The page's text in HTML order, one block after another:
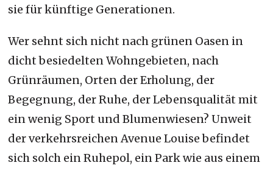
sie für künftige Generationen.
Wer sehnt sich nicht nach grünen Oasen in
dicht besiedelten Wohngebieten, nach
Grünräumen, Orten der Erholung, der
Begegnung, der Ruhe, der Lebensqualität mit
ein wenig Sport und Blumenwiesen? Unweit
der verkehrsreichen Avenue Louise befindet
sich solch ein Ruhepol, ein Park wie aus einem